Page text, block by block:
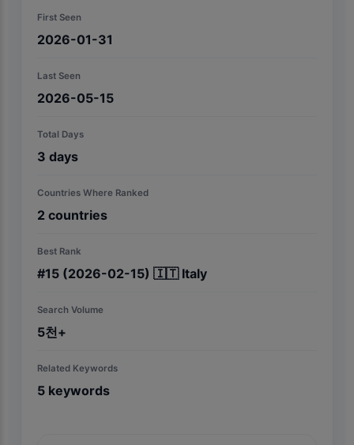
First Seen
2026-01-31
Last Seen
2026-05-15
Total Days
3 days
Countries Where Ranked
2 countries
Best Rank
#15 (2026-02-15) 🇮🇹 Italy
Search Volume
5천+
Related Keywords
5 keywords